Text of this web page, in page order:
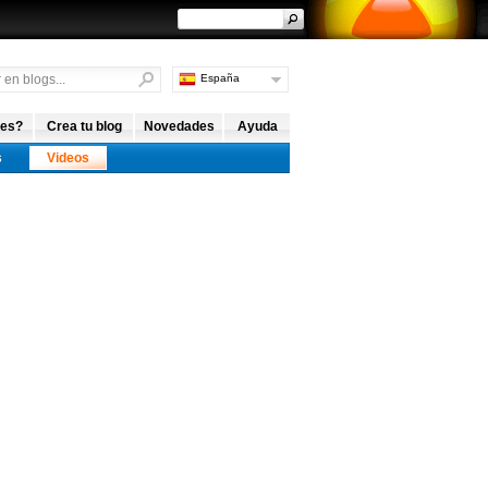
España
Internacional
Crea tu blog Novedades Ayuda
Videos